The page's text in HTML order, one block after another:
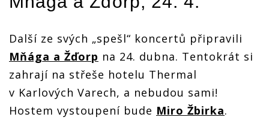
Další ze svých „spešl“ koncertů připravili
Mňága a Žďorp na 24. dubna. Tentokrát si
zahrají na střeše hotelu Thermal
v Karlových Varech, a nebudou sami!
Hostem vystoupení bude Miro Žbirka.